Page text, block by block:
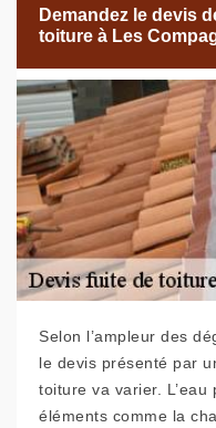
Demandez le devis
toiture à Les
Selon l’ampleur des
le devis présenté par
toiture va varier. L’eau
éléments comme la